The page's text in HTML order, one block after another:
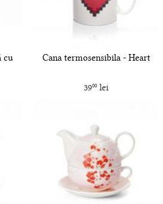
cu
Cana termosensibila - Heart
3900lei